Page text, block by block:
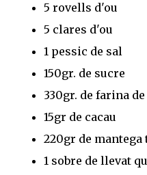
5 rovells d'ou
5 clares d'ou
1 pessic de sal
150gr. de sucre
330gr. de farina
15gr de cacau
220gr de mantega
1 sobre de llevat